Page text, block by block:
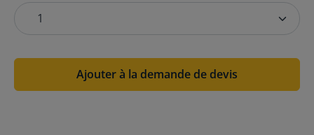
Ajouter à la demande de devis